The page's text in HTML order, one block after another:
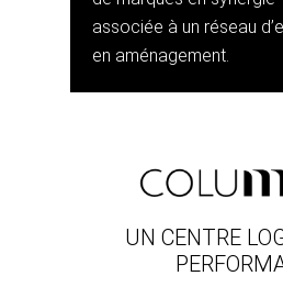
associée à un réseau
en aménagement.
UN CENTRE